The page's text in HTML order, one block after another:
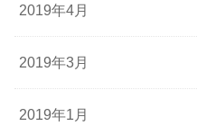
2019年4月
2019年3月
2019年1月